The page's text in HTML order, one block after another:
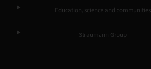
Education, science and communities
Straumann Group